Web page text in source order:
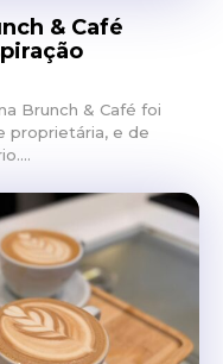
& Café
Brunch & Café foi
proprietária, e de